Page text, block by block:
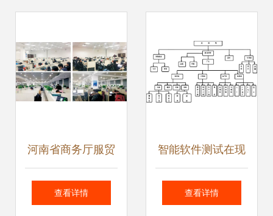
河南省商务厅服贸
处处长王苏一行莅
查看详情
智能软件测试在现
代化工厂组织架构
查看详情